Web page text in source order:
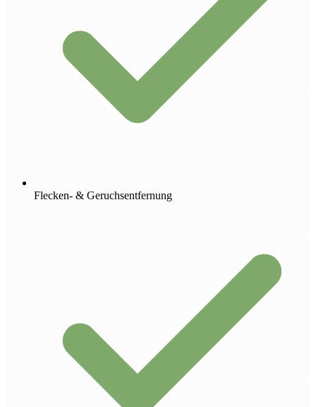
Flecken- & Geruchsentfernung